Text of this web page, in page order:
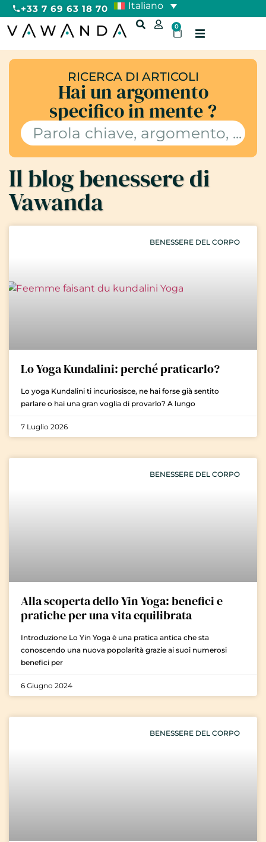
+33 7 69 63 18 70 Italiano
0
RICERCA DI ARTICOLI
Hai un argomento
specifico in mente ?
Il blog benessere di
Vawanda
BENESSERE DEL CORPO
Lo Yoga Kundalini: perché praticarlo?
Lo yoga Kundalini ti incuriosisce, ne hai forse già sentito
parlare o hai una gran voglia di provarlo? A lungo
7 Luglio 2026
BENESSERE DEL CORPO
Alla scoperta dello Yin Yoga: benefici e
pratiche per una vita equilibrata
Introduzione Lo Yin Yoga è una pratica antica che sta
conoscendo una nuova popolarità grazie ai suoi numerosi
benefici per
6 Giugno 2024
BENESSERE DEL CORPO